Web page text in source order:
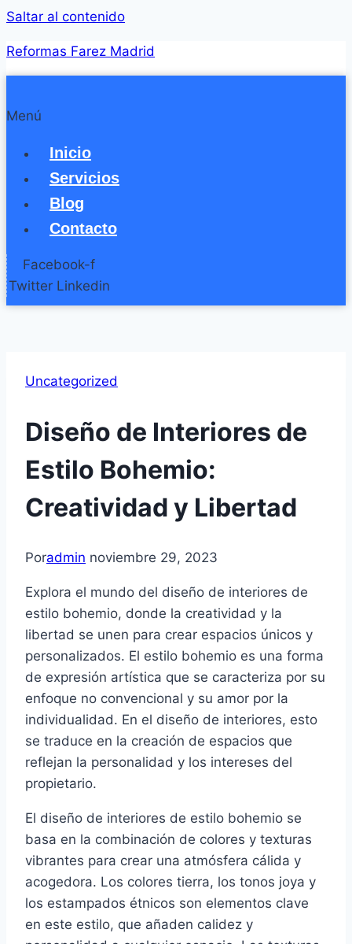
Saltar al contenido
Reformas Farez Madrid
Menú
Inicio
Servicios
Blog
Contacto
Facebook-f
Twitter Linkedin
Uncategorized
Diseño de Interiores de
Estilo Bohemio:
Creatividad y Libertad
Poradmin noviembre 29, 2023
Explora el mundo del diseño de interiores de
estilo bohemio, donde la creatividad y la
libertad se unen para crear espacios únicos y
personalizados. El estilo bohemio es una forma
de expresión artística que se caracteriza por su
enfoque no convencional y su amor por la
individualidad. En el diseño de interiores, esto
se traduce en la creación de espacios que
reflejan la personalidad y los intereses del
propietario.
El diseño de interiores de estilo bohemio se
basa en la combinación de colores y texturas
vibrantes para crear una atmósfera cálida y
acogedora. Los colores tierra, los tonos joya y
los estampados étnicos son elementos clave
en este estilo, que añaden calidez y